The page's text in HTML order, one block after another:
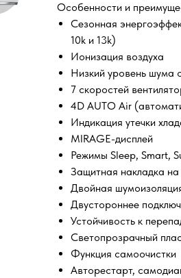
Особенности и
Сезонная
10k и 13k)
Ионизация воздуха
Низкий уровень шума
7 скоростей
4D AUTO Air
Индикация утечки
MIRAGE-дисплей
Режимы Sleep, Smart,
Защитная накладка
Двойная
Двустороннее
Устойчивость к
Светопрозрачный
Функция самоочистки
Авторестарт,